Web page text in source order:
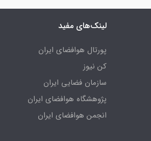
لینک‌های مفید
پورتال هوافضای ایران
کن نیوز
سازمان فضایی ایران
پژوهشگاه هوافضای ایران
انجمن هوافضای ایران